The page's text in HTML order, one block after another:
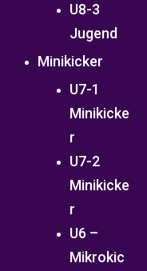
U8-3
Jugend
Minikicker
U7-1
Minikicke
r
U7-2
Minikicke
r
U6 –
Mikrokic